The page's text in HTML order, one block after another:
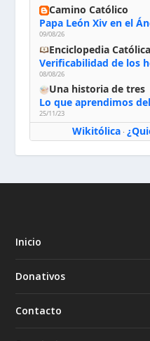
Camino Católico
09/08/26
Enciclopedia Católica
Verificabilidad de los
08/08/26
Una historia de tres
Lo que aprendimos
25/11/23
Wikitólica·
Inicio
Donativos
Contacto